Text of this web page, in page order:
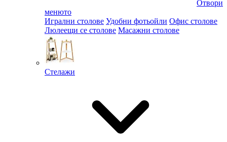
Отвори
менюто
Игрални столове Удобни фотьойли Офис столове
Люлеещи се столове Масажни столове
Стелажи